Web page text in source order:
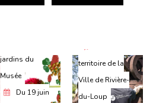
jardins du
Musée
Du 19 juin
territoire de la
Ville de Rivière-
du-Loup